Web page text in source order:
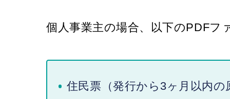
個人事業主の場合、以下のPDFフ
住民票（発行から3ヶ月以内